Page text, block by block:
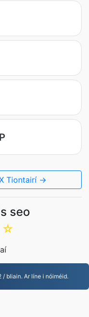
Tiontairí →
seo
☆
bliain. Ar líne i nóiméid.